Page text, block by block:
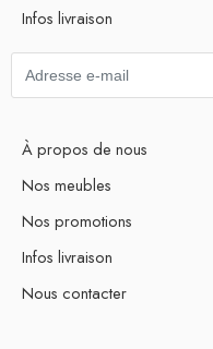
Infos livraison
À propos de nous
Nos meubles
Nos promotions
Infos livraison
Nous contacter